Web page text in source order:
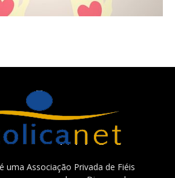
uma Associação Privada de Fiéis